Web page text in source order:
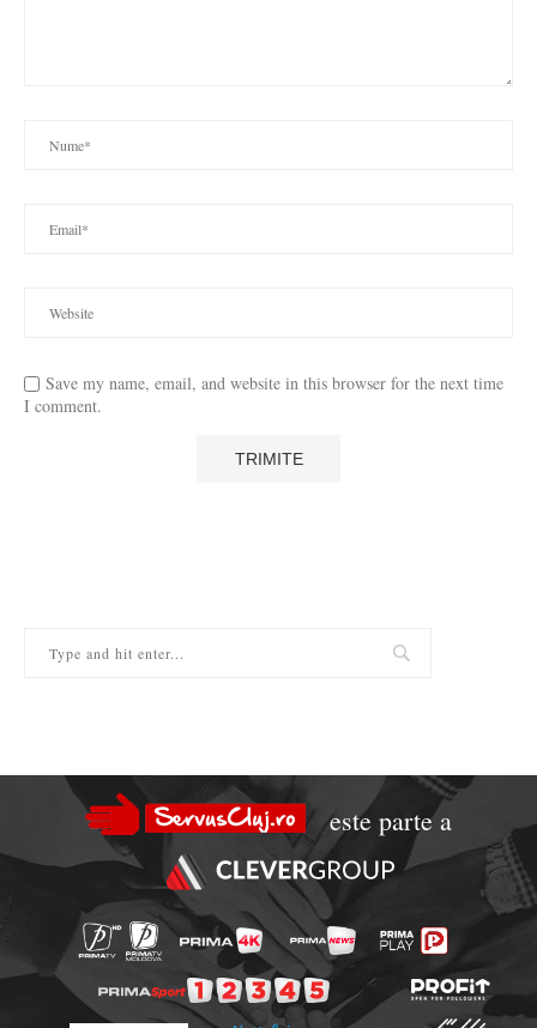
Save my name, email, and website in this browser for the next time
I comment.
este parte a